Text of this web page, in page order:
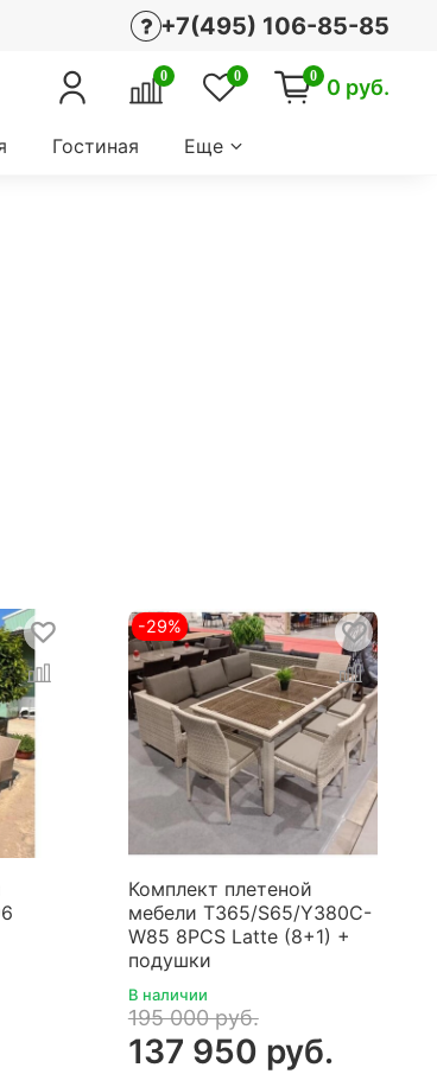
+7(495) 106-85-85
0 0 0 0 руб.
Гостиная Еще
-29%
Комплект плетеной
мебели T365/S65/Y380C-
W85 8PCS Latte (8+1) +
подушки
В наличии
195 000 руб.
137 950 руб.